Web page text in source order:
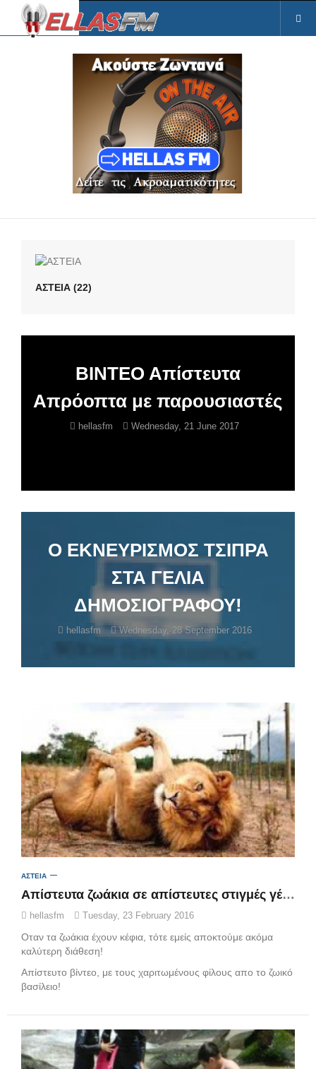
ΑΣΤΕΙΑ (22)
BINTEO Aπίστευτα
Απρόοπτα με παρουσιαστές
hellasfm Wednesday, 21 June 2017
O EKNEYΡΙΣΜΟΣ ΤΣΙΠΡΑ
ΣΤΑ ΓΕΛΙΑ
ΔΗΜΟΣΙΟΓΡΑΦΟΥ!
hellasfm Wednesday, 28 September 2016
ΑΣΤΕΙΑ
Απίστευτα ζωάκια σε απίστευτες στιγμές γέλιου!
hellasfm Tuesday, 23 February 2016
Οταν τα ζωάκια έχουν κέφια, τότε εμείς αποκτούμε ακόμα
καλύτερη διάθεση!
Απίστευτο βίντεο, με τους χαριτωμένους φίλους απο το ζωικό
βασίλειο!